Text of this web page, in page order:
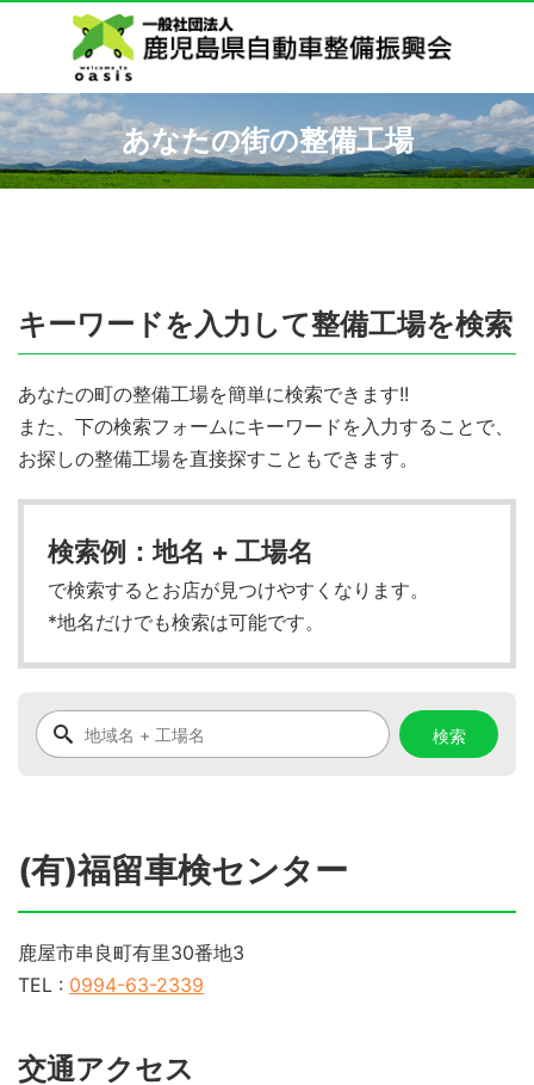
あなたの街の整備工場
キーワードを入力して整備工場を検索
あなたの町の整備工場を簡単に検索できます!!
また、下の検索フォームにキーワードを入力することで、
お探しの整備工場を直接探すこともできます。
検索例：地名 + 工場名
で検索するとお店が見つけやすくなります。
*地名だけでも検索は可能です。
(有)福留車検センター
鹿屋市串良町有里30番地3
TEL : 0994-63-2339
交通アクセス